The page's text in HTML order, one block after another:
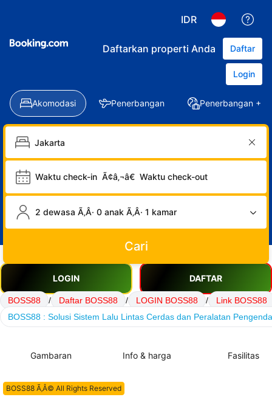
IDR
Daftarkan properti Anda Daftar
Login
Akomodasi Penerbangan Penerbangan +
Waktu check-in Ã¢â‚¬â€ Waktu check-out
2 dewasa Ã‚Â· 0 anak Ã‚Â· 1 kamar
Cari
LOGIN DAFTAR
BOSS88 / Daftar BOSS88 / LOGIN BOSS88 /
Link BOSS88
BOSS88 : Solusi Sistem Lalu Lintas Cerdas dan Peralatan
Gambaran Info & harga Fasilitas
BOSS88 Ã‚Â© All Rights Reserved